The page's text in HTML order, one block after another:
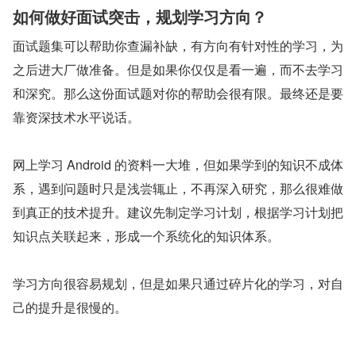
如何做好面试突击，规划学习方向？
面试题集可以帮助你查漏补缺，有方向有针对性的学习，为
之后进大厂做准备。但是如果你仅仅是看一遍，而不去学习
和深究。那么这份面试题对你的帮助会很有限。最终还是要
靠资深技术水平说话。
网上学习 Android 的资料一大堆，但如果学到的知识不成体
系，遇到问题时只是浅尝辄止，不再深入研究，那么很难做
到真正的技术提升。建议先制定学习计划，根据学习计划把
知识点关联起来，形成一个系统化的知识体系。
学习方向很容易规划，但是如果只通过碎片化的学习，对自
己的提升是很慢的。